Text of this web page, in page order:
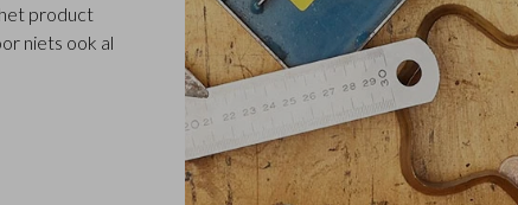
product
niets ook al